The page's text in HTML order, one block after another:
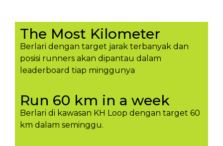
The Most Kilometer
Berlari dengan target jarak terbanyak dan
posisi runners akan dipantau dalam
leaderboard tiap minggunya​
Run 60 km in a week
Berlari di kawasan KH Loop dengan target 60
km dalam seminggu.​